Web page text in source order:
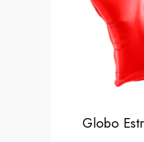
Negro
Rojo
Rosa
Azul Rey